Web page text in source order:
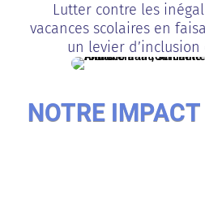
Lutter contre les
vacances scolaires en
un levier
NOTRE